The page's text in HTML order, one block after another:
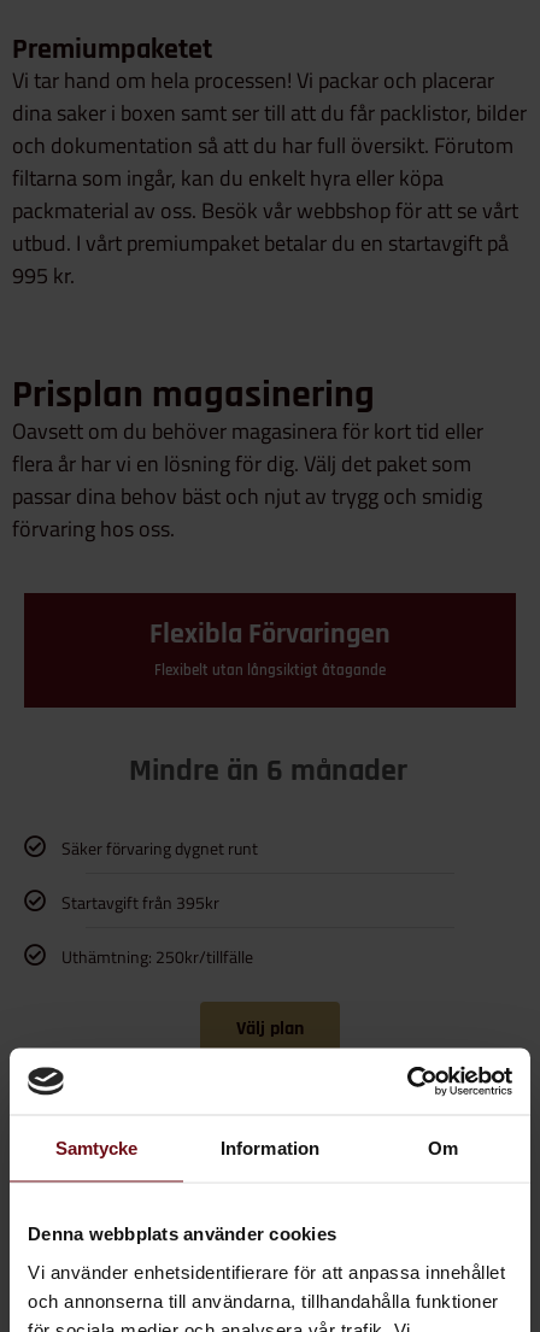
Samtycke Information Om
Denna webbplats använder cookies
Vi använder enhetsidentifierare för att anpassa innehållet
och annonserna till användarna, tillhandahålla funktioner
Premiumpaketet
Vi tar hand om hela processen! Vi packar och placerar
dina saker i boxen samt ser till att du får packlistor, bilder
och dokumentation så att du har full översikt. Förutom
filtarna som ingår, kan du enkelt hyra eller köpa
packmaterial av oss. Besök vår webbshop för att se vårt
utbud. I vårt premiumpaket betalar du en startavgift på
995 kr.
Prisplan magasinering
Oavsett om du behöver magasinera för kort tid eller
flera år har vi en lösning för dig. Välj det paket som
passar dina behov bäst och njut av trygg och smidig
förvaring hos oss.
Flexibla Förvaringen
Flexibelt utan långsiktigt åtagande
Mindre än 6 månader
Säker förvaring dygnet runt
Startavgift från 395kr
Uthämtning: 250kr/tillfälle
Välj plan
Trygga Halvåret
Idealisk för säsongsförvaring